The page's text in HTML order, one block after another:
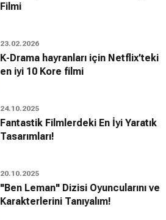
Filmi
23.02.2026
K-Drama hayranları için Netflix’teki
en iyi 10 Kore filmi
24.10.2025
Fantastik Filmlerdeki En İyi Yaratık
Tasarımları!
20.10.2025
"Ben Leman" Dizisi Oyuncularını ve
Karakterlerini Tanıyalım!